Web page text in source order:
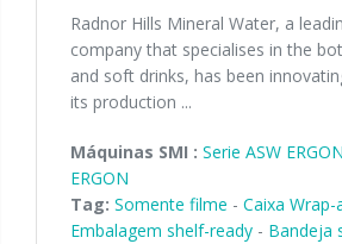
Radnor Hills Mineral Water, a
company that specialises in the
and soft drinks, has been
its production ...
Máquinas SMI : Serie ASW ERGON
ERGON
Tag: Somente filme - Caixa Wrap-
Embalagem shelf-ready - Bandeja